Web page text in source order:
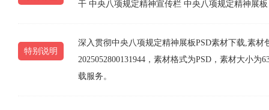
干 中央八项规定精神宣传栏 中央八项规定精神展板
特别说明
深入贯彻中央八项规定精神展板PSD素材下载,素
2025052800131944，素材格式为PSD，素材大小
载服务。